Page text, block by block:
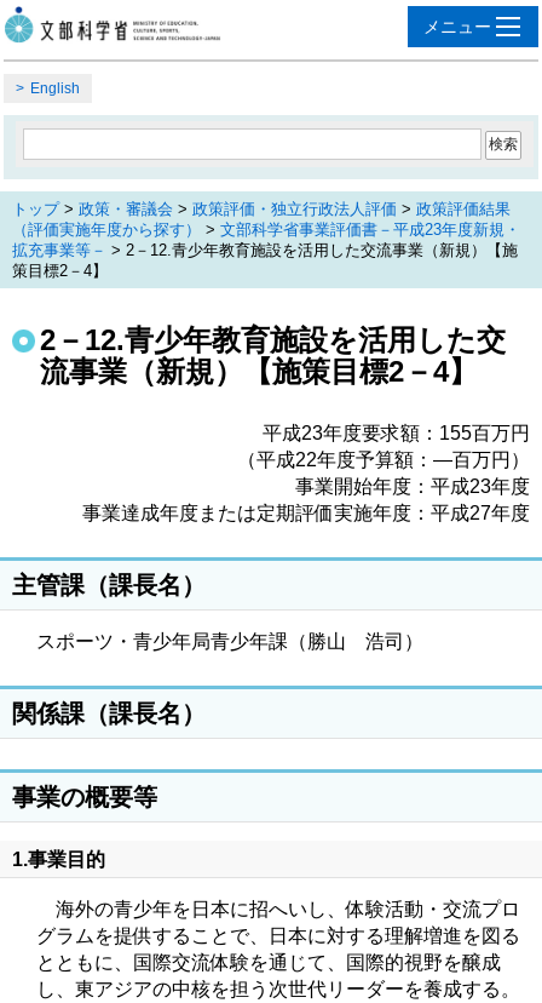
English
トップ> 政策・審議会 > 政策評価・独立行政法人評価 > 政策評価結果
（評価実施年度から探す）
> 文部科学省事業評価書－平成23年度新規・
拡充事業等－ > 2－12.青少年教育施設を活用した交流事業（新規）【施
策目標2－4】
2－12.青少年教育施設を活用した交
流事業（新規）【施策目標2－4】
平成23年度要求額：155百万円
（平成22年度予算額：―百万円）
事業開始年度：平成23年度
事業達成年度または定期評価実施年度：平成27年度
主管課（課長名）
スポーツ・青少年局青少年課（勝山 浩司）
関係課（課長名）
事業の概要等
1.事業目的
海外の青少年を日本に招へいし、体験活動・交流プロ
グラムを提供することで、日本に対する理解増進を図る
とともに、国際交流体験を通じて、国際的視野を醸成
し、東アジアの中核を担う次世代リーダーを養成する。